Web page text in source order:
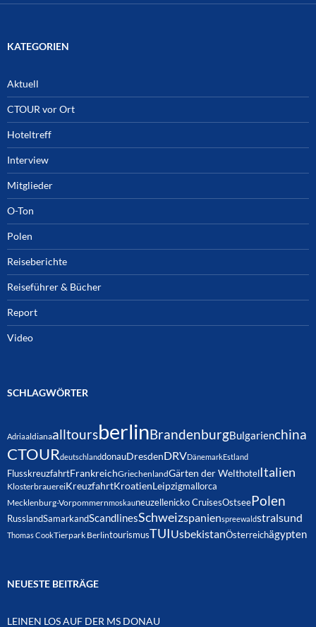
KATEGORIEN
Aktuell
CTOUR vor Ort
Hoteltreff
Interview
Mitglieder
O-Ton
Polen
Reiseberichte
Reiseführer & Bücher
Report
Video
SCHLAGWÖRTER
AdriaaldianaalltoursberlinBrandenburgBulgarienchina
CTOURdeutschlanddonauDresdenDRVDänemarkEstland
FlusskreuzfahrtFrankreichGriechenlandGärten der Welthotel Italien
KlosterbrauereiKreuzfahrtKroatienLeipzigmallorca
Mecklenburg-Vorpommernmoskauneuzellenicko CruisesOstseePolen
RusslandSamarkandScandlinesSchweizspanienspreewaldstralsund
Thomas CookTierpark BerlintourismusTUIUsbekistanÖsterreichägypten
NEUESTE BEITRÄGE
LEINEN LOS AUF DER MS DONAU